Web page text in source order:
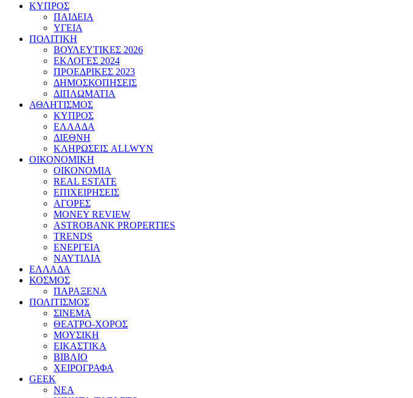
ΚΥΠΡΟΣ
ΠΑΙΔΕΙΑ
ΥΓΕΙΑ
ΠΟΛΙΤΙΚΗ
ΒΟΥΛΕΥΤΙΚΕΣ 2026
ΕΚΛΟΓΕΣ 2024
ΠΡΟΕΔΡΙΚΕΣ 2023
ΔΗΜΟΣΚΟΠΗΣΕΙΣ
ΔΙΠΛΩΜΑΤΙΑ
ΑΘΛΗΤΙΣΜΟΣ
ΚΥΠΡΟΣ
ΕΛΛΑΔΑ
ΔΙΕΘΝΗ
ΚΛΗΡΩΣΕΙΣ ALLWYN
ΟΙΚΟΝΟΜΙΚΗ
ΟΙΚΟΝΟΜΙΑ
REAL ESTATE
ΕΠΙΧΕΙΡΗΣΕΙΣ
ΑΓΟΡΕΣ
MONEY REVIEW
ASTROBANK PROPERTIES
TRENDS
ΕΝΕΡΓΕΙΑ
ΝΑΥΤΙΛΙΑ
ΕΛΛΑΔΑ
ΚΟΣΜΟΣ
ΠΑΡΑΞΕΝΑ
ΠΟΛΙΤΙΣΜΟΣ
ΣΙΝΕΜΑ
ΘΕΑΤΡΟ-ΧΟΡΟΣ
ΜΟΥΣΙΚΗ
ΕΙΚΑΣΤΙΚΑ
ΒΙΒΛΙΟ
ΧΕΙΡΟΓΡΑΦΑ
GEEK
ΝΕΑ